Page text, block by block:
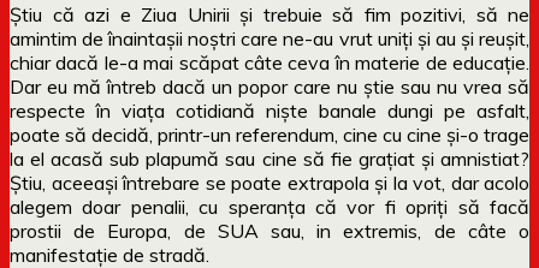
Știu că azi e Ziua Unirii și trebuie să fim pozitivi, să ne
amintim de înaintașii noștri care ne-au vrut uniți și au și reușit,
chiar dacă le-a mai scăpat câte ceva în materie de educație.
Dar eu mă întreb dacă un popor care nu știe sau nu vrea să
respecte în viața cotidiană niște banale dungi pe asfalt,
poate să decidă, printr-un referendum, cine cu cine și-o trage
la el acasă sub plapumă sau cine să fie grațiat și amnistiat?
Știu, aceeași întrebare se poate extrapola și la vot, dar acolo
alegem doar penalii, cu speranța că vor fi opriți să facă
prostii de Europa, de SUA sau, in extremis, de câte o
manifestație de stradă.